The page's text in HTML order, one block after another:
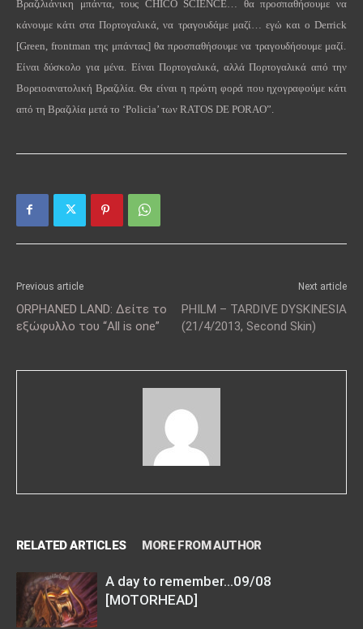
Βραζιλιάνικη μπάντα, τους CHICO SCIENCE … θα προσπαθήσουμε να
κάνουμε κάτι στα Πορτογαλικά, να τραγουδάμε μαζί… εγώ και ο Derrick
[Green ,frontman της μπάντας] θα προσπαθήσουμε να τραγουδήσουμε μαζί.
Είναι δύσκολο για μένα. Είναι Πορτογαλικά, αλλά Πορτογαλικά από την
Βορειοανατολική Βραζιλία. Θα είναι η πρώτη φορά που ηχογραφούμε κάτι
από τη Βραζιλία μετά το ‘Policia’ των RATOS DE PORAO”.
Previous article
ORPHANED LAND: Δείτε το
εξώφυλλο του “All is one”
Next article
PHILM – TARDIVE DYSKINESIA
(21/4/2013, Second Skin)
RELATED ARTICLES MORE FROM AUTHOR
A day to remember…09/08
[MOTORHEAD]